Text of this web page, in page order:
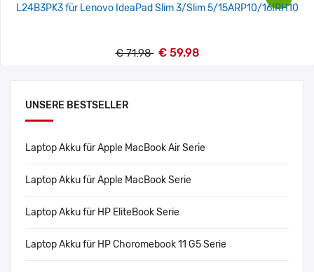
UNSERE BESTSELLER
Laptop Akku für Apple MacBook Air Serie
Laptop Akku für Apple MacBook Serie
Laptop Akku für HP EliteBook Serie
Laptop Akku für HP Choromebook 11 G5 Serie
L24B3PK3 für Lenovo IdeaPad Slim 3/Slim 5/15ARP10/16IRH10
€ 71.98 € 59.98